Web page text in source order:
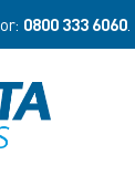
0800 333 6060